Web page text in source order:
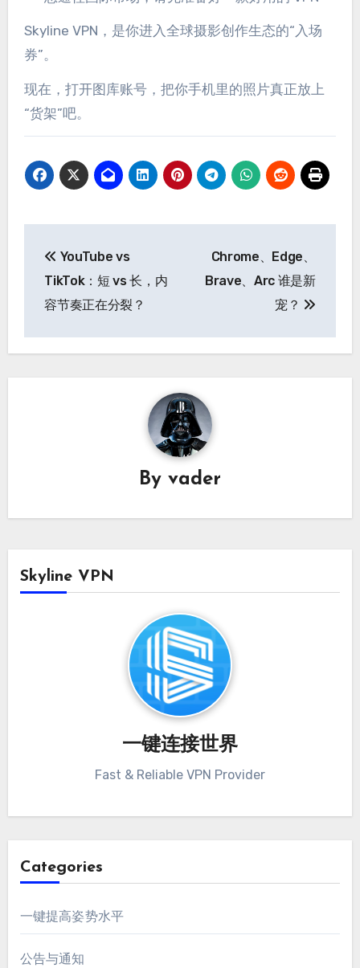
Skyline VPN，是你进入全球摄影创作生态的“入场
券”。
现在，打开图库账号，把你手机里的照片真正放上
“货架”吧。
章
导
航
YouTube vs
TikTok：短 vs 长，内
容节奏正在分裂？
Chrome、Edge、
Brave、Arc 谁是新
宠？
By vader
Skyline VPN
一键连接世界
Fast & Reliable VPN Provider
Categories
一键提高姿势水平
公告与通知